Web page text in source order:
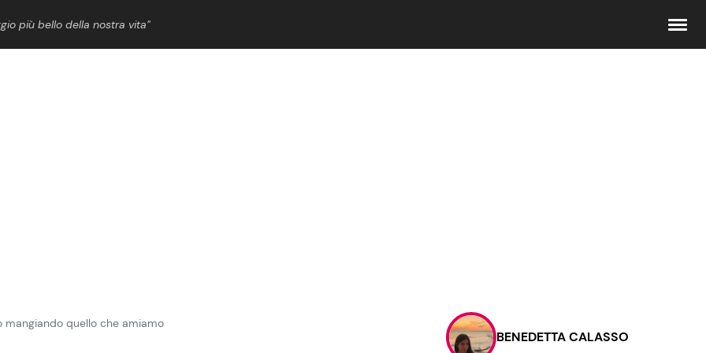
più bello della nostra vita”
Contattaci
Pubblicità
mangiando quello che amiamo
BENEDETTA CALASSO